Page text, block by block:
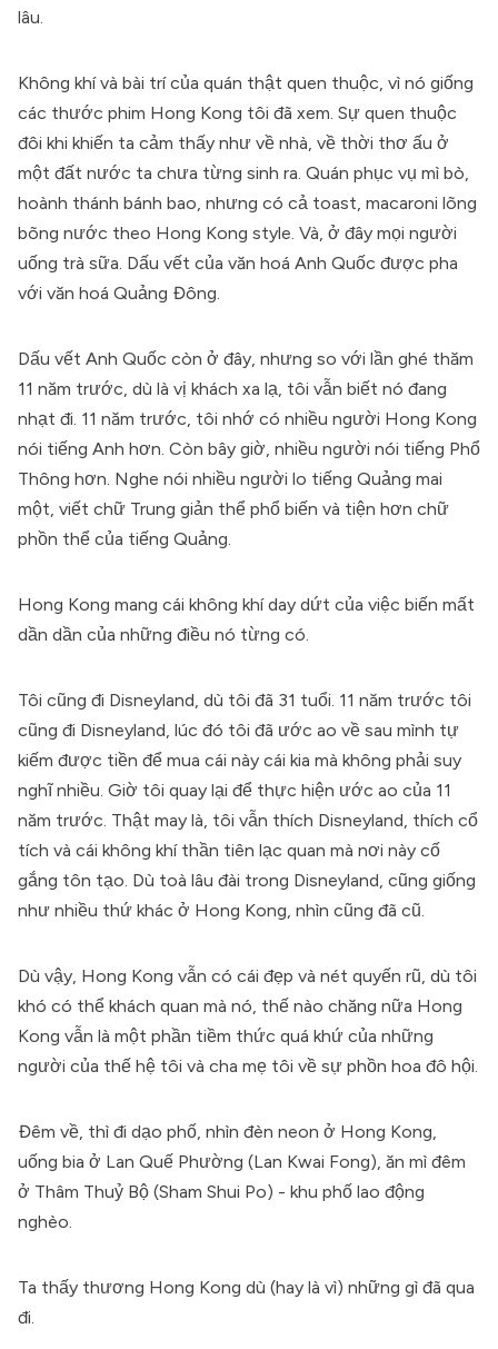
lâu.
Không khí và bài trí của quán thật quen thuộc, vì nó giống
các thước phim Hong Kong tôi đã xem. Sự quen thuộc
đôi khi khiến ta cảm thấy như về nhà, về thời thơ ấu ở
một đất nước ta chưa từng sinh ra. Quán phục vụ mì bò,
hoành thánh bánh bao, nhưng có cả toast, macaroni lõng
bõng nước theo Hong Kong style. Và, ở đây mọi người
uống trà sữa. Dấu vết của văn hoá Anh Quốc được pha
với văn hoá Quảng Đông.
Dấu vết Anh Quốc còn ở đây, nhưng so với lần ghé thăm
11 năm trước, dù là vị khách xa lạ, tôi vẫn biết nó đang
nhạt đi. 11 năm trước, tôi nhớ có nhiều người Hong Kong
nói tiếng Anh hơn. Còn bây giờ, nhiều người nói tiếng Phổ
Thông hơn. Nghe nói nhiều người lo tiếng Quảng mai
một, viết chữ Trung giản thể phổ biến và tiện hơn chữ
phồn thể của tiếng Quảng.
Hong Kong mang cái không khí day dứt của việc biến mất
dần dần của những điều nó từng có.
Tôi cũng đi Disneyland, dù tôi đã 31 tuổi. 11 năm trước tôi
cũng đi Disneyland, lúc đó tôi đã ước ao về sau mình tự
kiếm được tiền để mua cái này cái kia mà không phải suy
nghĩ nhiều. Giờ tôi quay lại để thực hiện ước ao của 11
năm trước. Thật may là, tôi vẫn thích Disneyland, thích cổ
tích và cái không khí thần tiên lạc quan mà nơi này cố
gắng tôn tạo. Dù toà lâu đài trong Disneyland, cũng giống
như nhiều thứ khác ở Hong Kong, nhìn cũng đã cũ.
Dù vậy, Hong Kong vẫn có cái đẹp và nét quyến rũ, dù tôi
khó có thể khách quan mà nó, thế nào chăng nữa Hong
Kong vẫn là một phần tiềm thức quá khứ của những
người của thế hệ tôi và cha mẹ tôi về sự phồn hoa đô hội.
Đêm về, thì đi dạo phố, nhìn đèn neon ở Hong Kong,
uống bia ở Lan Quế Phường (Lan Kwai Fong), ăn mì đêm
ở Thâm Thuỷ Bộ (Sham Shui Po) - khu phố lao động
nghèo.
Ta thấy thương Hong Kong dù (hay là vì) những gì đã qua
đi.